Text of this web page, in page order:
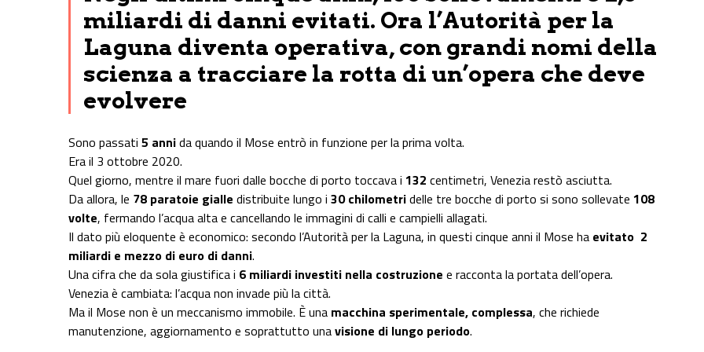
miliardi di danni evitati. Ora l’Autorità per la
Laguna diventa operativa, con grandi nomi della
scienza a tracciare la rotta di un’opera che deve
evolvere
Sono passati 5 annida quando il Mose entrò in funzione per la prima volta.
Era il 3 ottobre 2020.
Quel giorno, mentre il mare fuori dalle bocche di porto toccava i 132 centimetri, Venezia restò asciutta.
Da allora, le 78 paratoie gialle distribuite lungo i 30 chilometridelle tre bocche di porto si sono sollevate 108
volte, fermando l’acqua alta e cancellando le immagini di calli e campielli allagati.
Il dato più eloquente è economico: secondo l’Autorità per la Laguna, in questi cinque anni il Mose ha evitato 2
miliardi e mezzo di euro di danni.
Una cifra che da sola giustifica i 6 miliardi investiti nella costruzione e racconta la portata dell’opera.
Venezia è cambiata: l’acqua non invade più la città.
Ma il Mose non è un meccanismo immobile. È una macchina sperimentale, complessa, che richiede
manutenzione, aggiornamento e soprattutto unavisione di lungo periodo.